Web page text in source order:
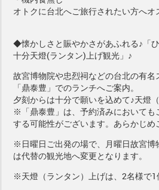
オトクに台北へご旅行されたい方へオ
◆懐かしさと賑やかさがあふれる♪「
十分天燈(ランタン)上げ観光」♪
故宮博物院や忠烈祠などの台北の有
「鼎泰豊」でのランチへご案内。
夕刻からは十分で願いを込めて♪天燈
※「鼎泰豊」は、予約済みにおいても
する可能性がございます。あらかじめ
※日曜日ご出発の場で、月曜日故宮博
は代替の観光地へ変更となります。
※天燈（ランタン）上げは、2名様で1